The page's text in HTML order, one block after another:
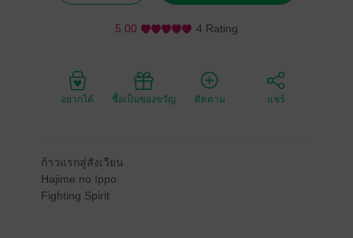
5.00 4 Rating
อยากได้ ซื้อเป็นของขวัญ ติดตาม แชร์
ก้าวแรกสู่สังเวียน
Hajime no Ippo
Fighting Spirit